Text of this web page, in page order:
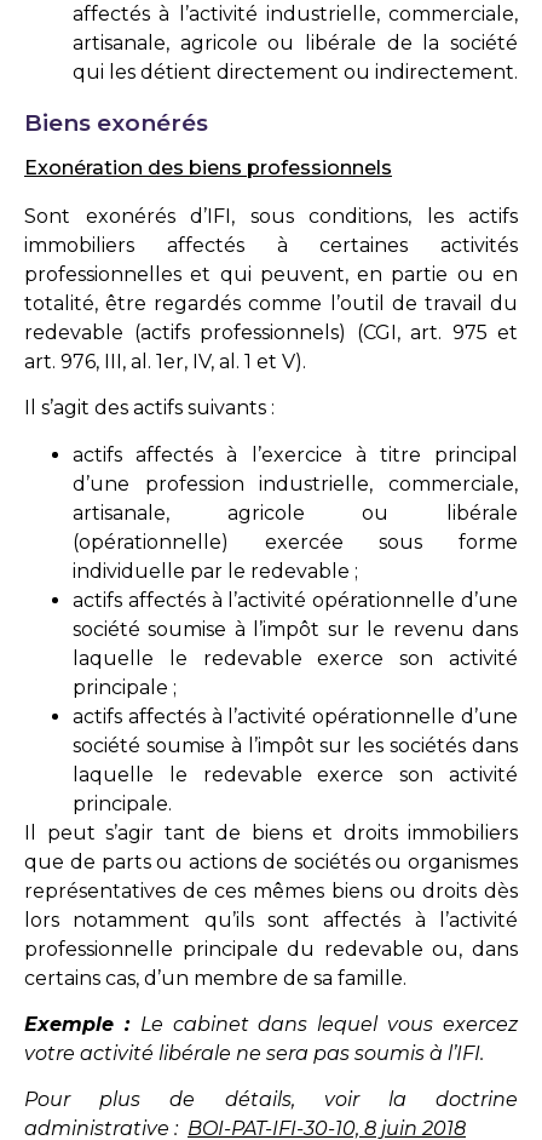
affectés à l’activité industrielle, commerciale,
artisanale, agricole ou libérale de la société
qui les détient directement ou indirectement.
Biens exonérés
Exonération des biens professionnels
Sont exonérés d’IFI, sous conditions, les actifs
immobiliers affectés à certaines activités
professionnelles et qui peuvent, en partie ou en
totalité, être regardés comme l’outil de travail du
redevable (actifs professionnels) (CGI, art. 975 et
art. 976, III, al. 1er, IV, al. 1 et V).
Il s’agit des actifs suivants :
actifs affectés à l’exercice à titre principal
d’une profession industrielle, commerciale,
artisanale, agricole ou libérale
(opérationnelle) exercée sous forme
individuelle par le redevable ;
actifs affectés à l’activité opérationnelle d’une
société soumise à l’impôt sur le revenu dans
laquelle le redevable exerce son activité
principale ;
actifs affectés à l’activité opérationnelle d’une
société soumise à l’impôt sur les sociétés dans
laquelle le redevable exerce son activité
principale.
Il peut s’agir tant de biens et droits immobiliers
que de parts ou actions de sociétés ou organismes
représentatives de ces mêmes biens ou droits dès
lors notamment qu’ils sont affectés à l’activité
professionnelle principale du redevable ou, dans
certains cas, d’un membre de sa famille.
Exemple : Le cabinet dans lequel vous exercez
votre activité libérale ne sera pas soumis à l’IFI.
Pour plus de détails, voir la doctrine
administrative : BOI-PAT-IFI-30-10, 8 juin 2018